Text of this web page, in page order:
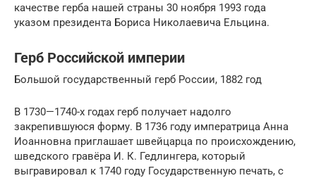
качестве герба нашей страны 30 ноября 1993 года
указом президента Бориса Николаевича Ельцина.
Герб Российской империи
Большой государственный герб России, 1882 год
В 1730—1740-х годах герб получает надолго
закрепившуюся форму. В 1736 году императрица Анна
Иоанновна приглашает швейцарца по происхождению,
шведского гравёра И. К. Гедлингера, который
выгравировал к 1740 году Государственную печать, с